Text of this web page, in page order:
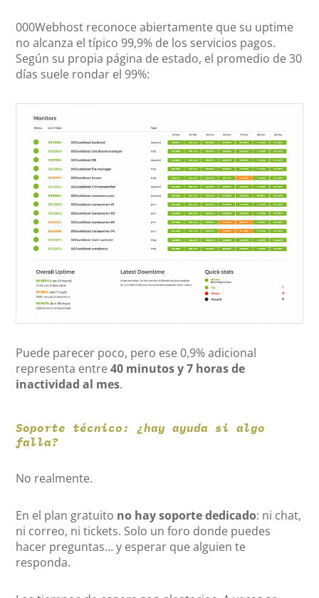
000Webhost reconoce abiertamente que su uptime
no alcanza el típico 99,9% de los servicios pagos.
Según su propia página de estado, el promedio de 30
días suele rondar el 99%:
Puede parecer poco, pero ese 0,9% adicional
representa entre40 minutos y 7 horas de
inactividad al mes.
Soporte técnico: ¿hay ayuda si algo
falla?
No realmente.
En el plan gratuito no hay soporte dedicado: ni chat,
ni correo, ni tickets. Solo un foro donde puedes
hacer preguntas… y esperar que alguien te
responda.